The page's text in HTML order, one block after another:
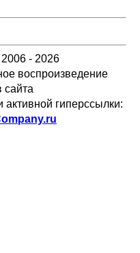
- 2026
воспроизведение
сайта
гиперссылки: